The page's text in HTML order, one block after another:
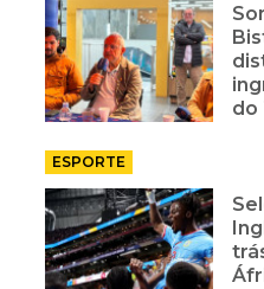
do
ESPORTE